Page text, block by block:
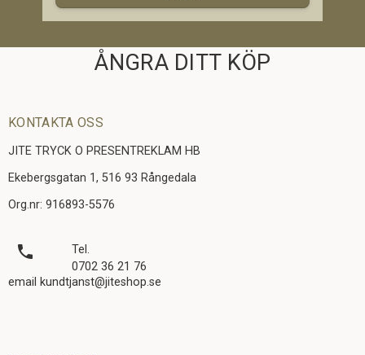
ÅNGRA DITT KÖP
KONTAKTA OSS
JITE TRYCK O PRESENTREKLAM HB
Ekebergsgatan 1, 516 93 Rångedala
Org.nr: 916893-5576
local_phone
Tel.
0702 36 21 76
email kundtjanst@jiteshop.se